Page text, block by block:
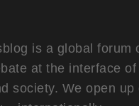
is a global forum
at the interface of
society. We open up